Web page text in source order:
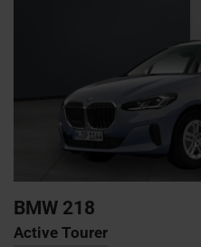
BMW 218
Active Tourer